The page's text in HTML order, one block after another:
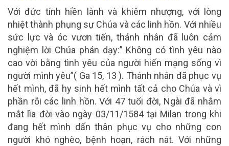
Với đức tính hiền lành và khiêm nhượng, với lòng
nhiệt thành phụng sự Chúa và các linh hồn. Với nhiều
sức lực và óc vươn tiến, thánh nhân đã luôn cảm
nghiệm lời Chúa phán dạy:” Không có tình yêu nào
cao vời bằng tình yêu của người hiến mạng sống vì
người mình yêu”( Ga 15, 13 ). Thánh nhân đã phục vụ
hết mình, đã hy sinh hết mình tất cả cho Chúa và vì
phần rỗi các linh hồn. Với 47 tuổi đời, Ngài đã nhắm
mắt lìa đời vào ngày 03/11/1584 tại Milan trong khi
đang hết mình dấn thân phục vụ cho những con
người khó nghèo, bệnh hoạn, rách nát. Với những